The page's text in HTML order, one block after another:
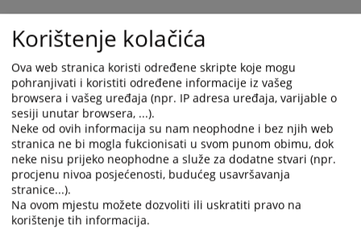
Korištenje kolačića
Ova web stranica koristi određene skripte koje mogu
pohranjivati i koristiti određene informacije iz vašeg
browsera i vašeg uređaja (npr. IP adresa uređaja, varijable o
sesiji unutar browsera, ...).
Neke od ovih informacija su nam neophodne i bez njih web
stranica ne bi mogla fukcionisati u svom punom obimu, dok
neke nisu prijeko neophodne a služe za dodatne stvari (npr.
procjenu nivoa posjećenosti, budućeg usavršavanja
stranice...).
Na ovom mjestu možete dozvoliti ili uskratiti pravo na
korištenje tih informacija.